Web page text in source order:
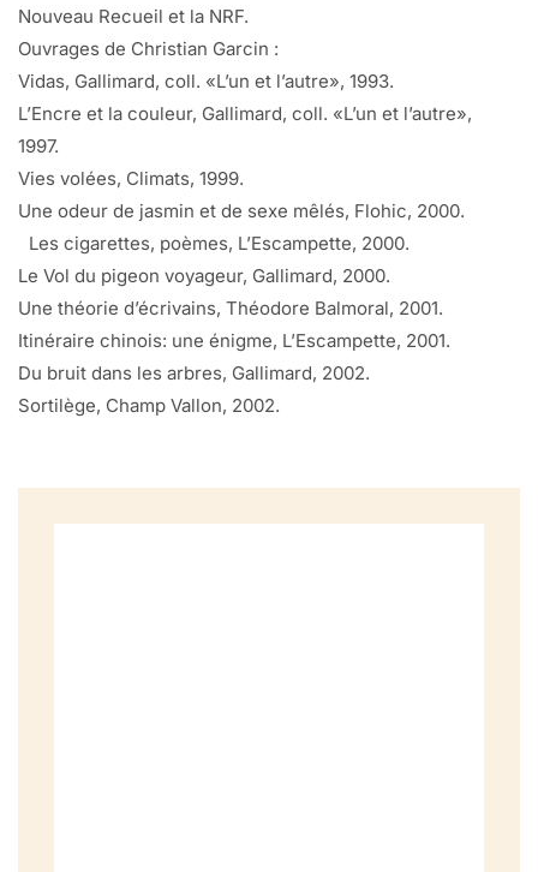
Nouveau Recueil et la NRF.
Ouvrages de Christian Garcin :
Vidas, Gallimard, coll. «L’un et l’autre», 1993.
L’Encre et la couleur, Gallimard, coll. «L’un et l’autre»,
1997.
Vies volées, Climats, 1999.
Une odeur de jasmin et de sexe mêlés, Flohic, 2000.
Les cigarettes, poèmes, L’Escampette, 2000.
Le Vol du pigeon voyageur, Gallimard, 2000.
Une théorie d’écrivains, Théodore Balmoral, 2001.
Itinéraire chinois: une énigme, L’Escampette, 2001.
Du bruit dans les arbres, Gallimard, 2002.
Sortilège, Champ Vallon, 2002.